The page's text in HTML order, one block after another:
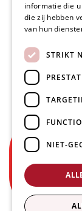
B2B-
informatie die
die zij hebben
van hun
STRIKT
NIET-